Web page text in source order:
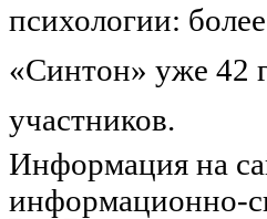
психологии:
«Синтон» уже 42
участников.
Информация на
информационно-